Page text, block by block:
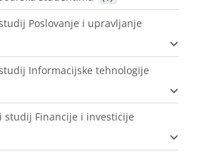
Poslovanje i upravljanje
Informacijske tehnologije
studij Financije i investicije